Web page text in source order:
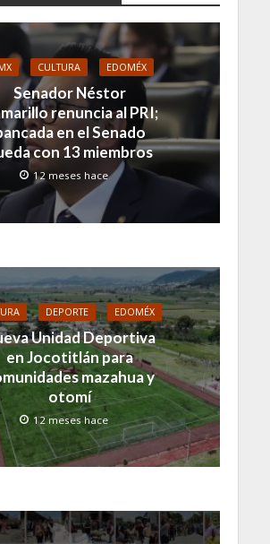
CULTURA EDOMÉX
Senador Néstor
renuncia al PRI;
en el Senado
con 13 miembros
12 meses hace
DEPORTE EDOMÉX
Unidad Deportiva
en Jocotitlán para
mazahua y
otomí
12 meses hace